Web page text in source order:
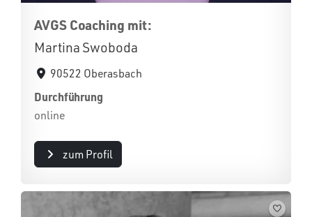
AVGS Coaching mit:
Martina Swoboda
90522 Oberasbach
Durchführung
online
zum Profil